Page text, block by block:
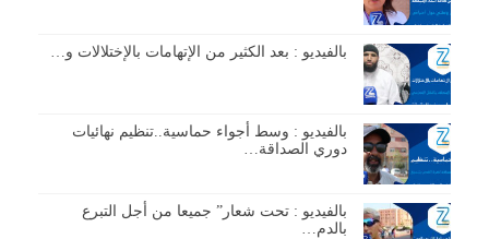
بالفيديو : بعد الكثير من الإتهامات بالإختلالات و…
بالفيديو : وسط أجواء حماسية..تنظيم نهائيات
دوري الصداقة…
بالفيديو : تحت شعار” جميعا من أجل التبرع
بالدم…